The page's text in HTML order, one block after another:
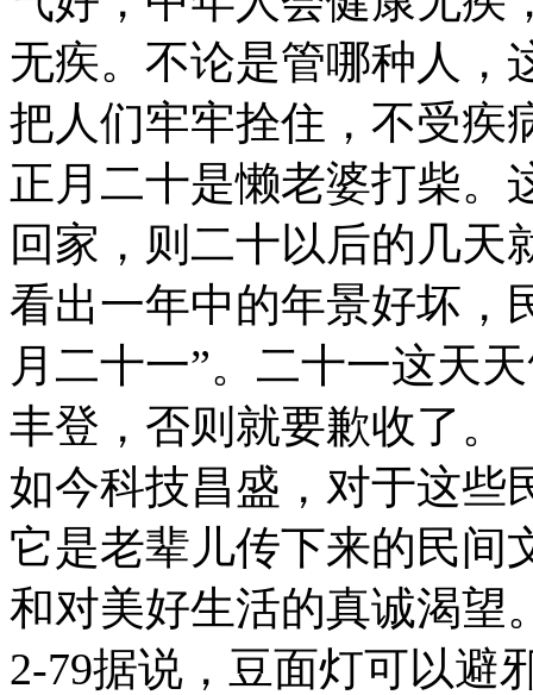
无疾。不论是管哪种人，
把人们牢牢拴住，不受疾
正月二十是懒老婆打柴。
回家，则二十以后的几天
看出一年中的年景好坏，
月二十一”。二十一这天
丰登，否则就要歉收了。
如今科技昌盛，对于这些
它是老辈儿传下来的民间
和对美好生活的真诚渴望
2-79据说，豆面灯可以避